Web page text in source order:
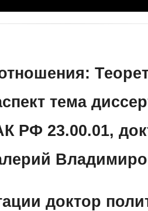
тема
РФ 23.00.01,
доктор